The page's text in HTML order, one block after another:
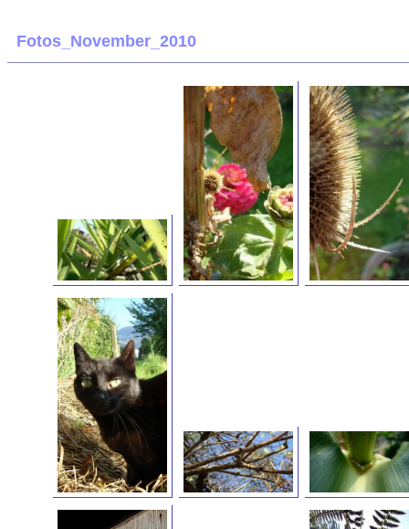
Fotos_November_2010